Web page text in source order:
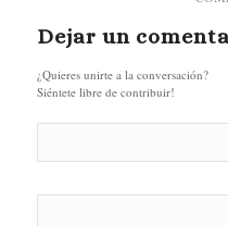
Dejar un
¿Quieres unirte a la conversación?
Siéntete libre de contribuir!